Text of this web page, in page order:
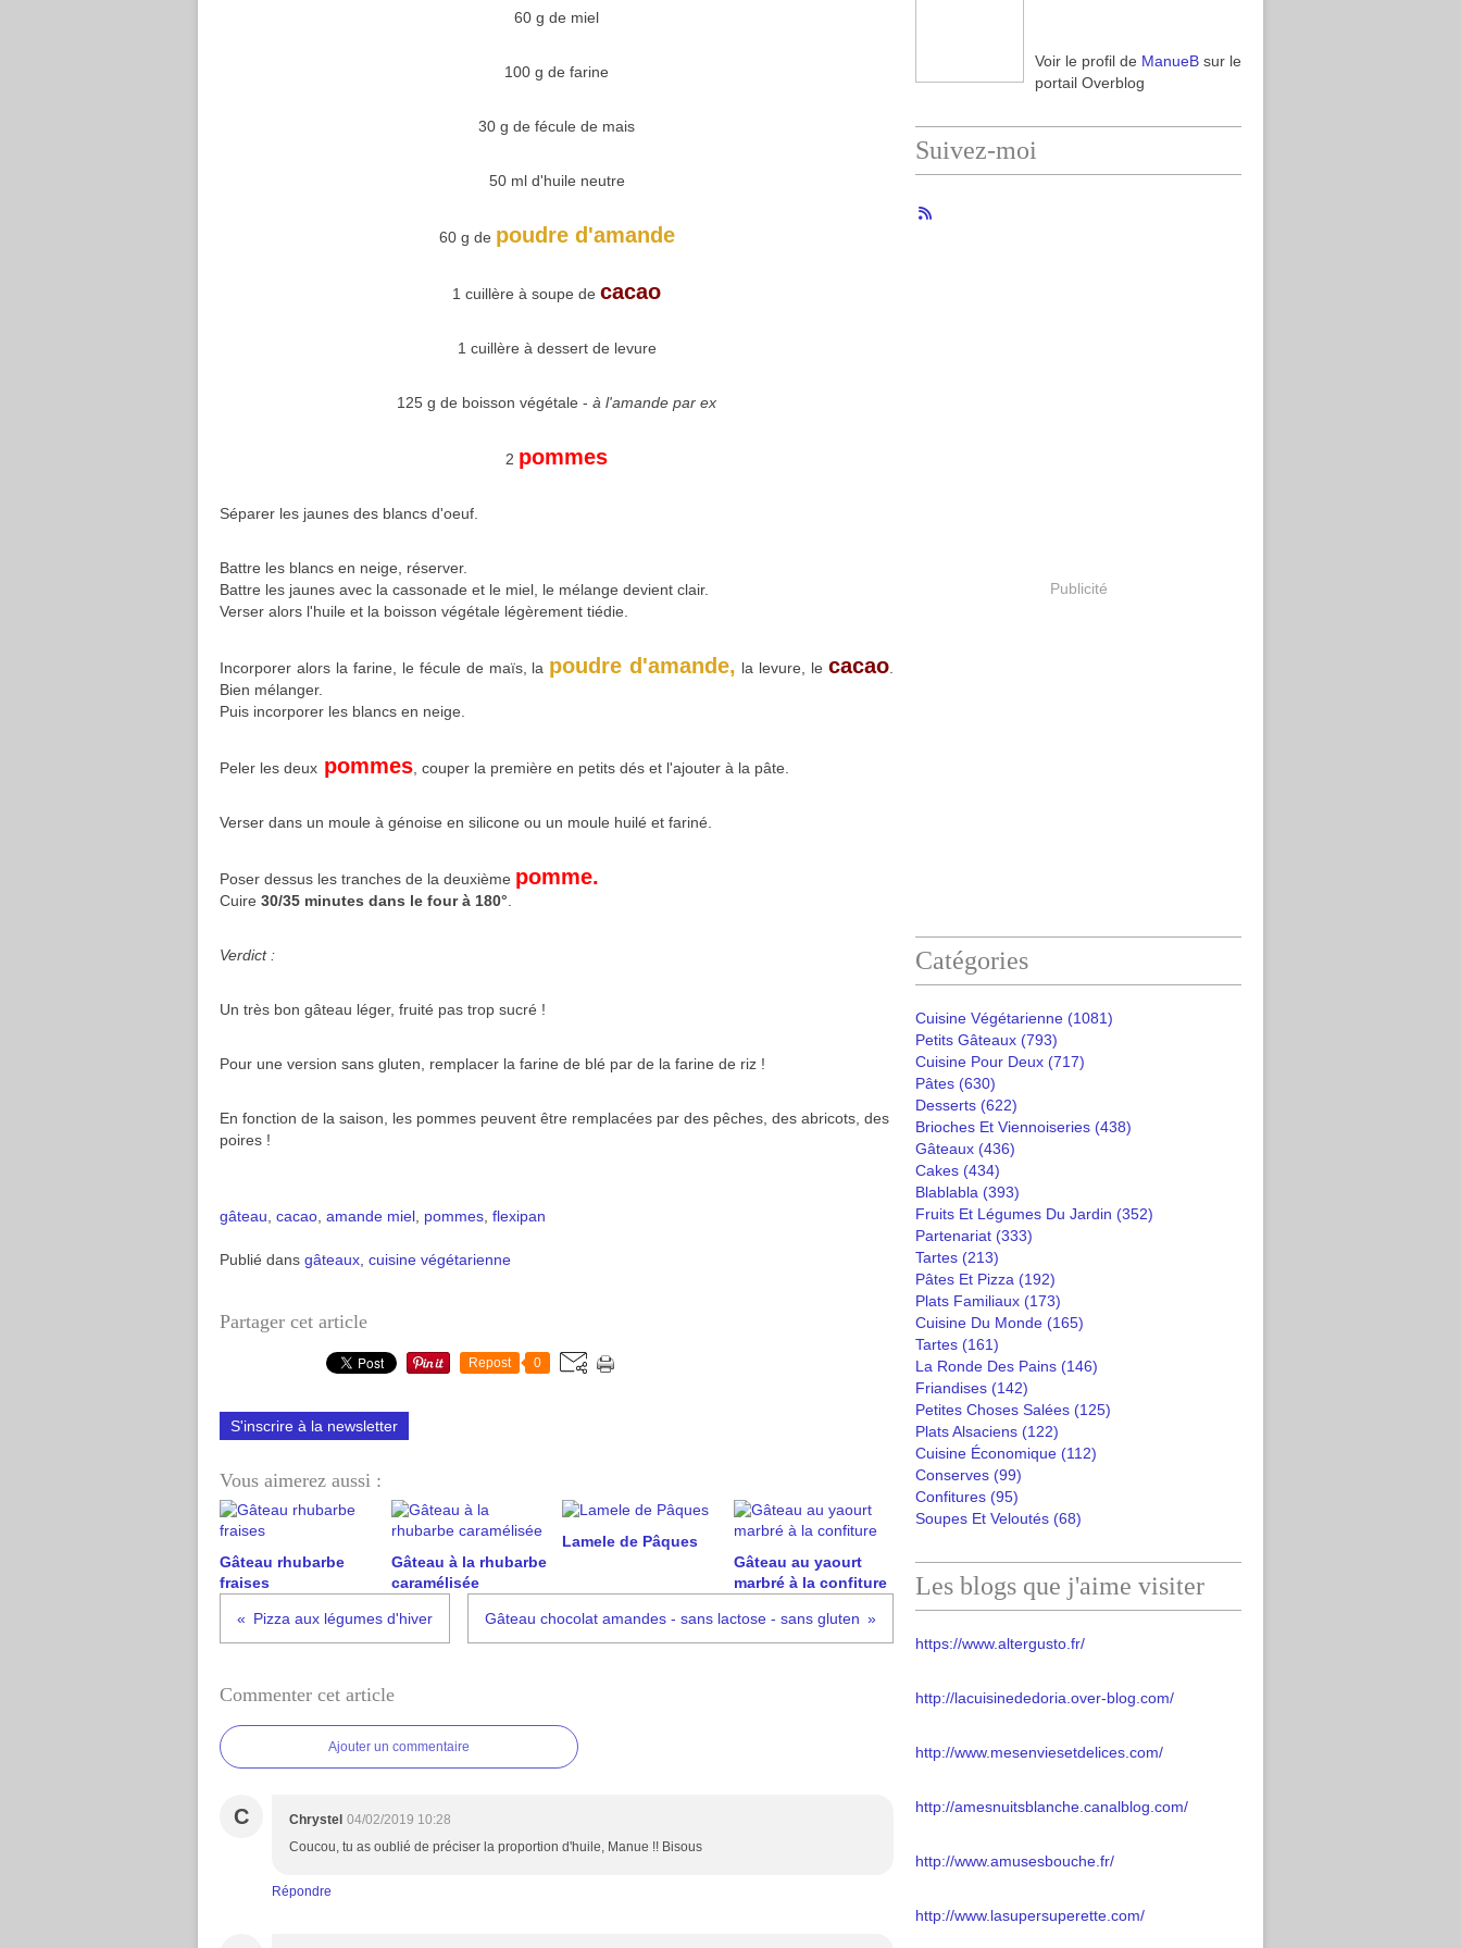
60 g de miel
100 g de farine
30 g de fécule de mais
50 ml d'huile neutre
60 g de poudre d'amande
1 cuillère à soupe de cacao
1 cuillère à dessert de levure
125 g de boisson végétale - à l'amande par ex
2 pommes
Séparer les jaunes des blancs d'oeuf.
Battre les blancs en neige, réserver.
Battre les jaunes avec la cassonade et le miel, le mélange devient clair.
Verser alors l'huile et la boisson végétale légèrement tiédie.
Incorporer alors la farine, le fécule de maïs, la poudre d'amande, la levure, lecacao
Bien mélanger.
Puis incorporer les blancs en neige.
Peler les deux pommes , couper la première en petits dés et l'ajouter à la pâte.
Verser dans un moule à génoise en silicone ou un moule huilé et fariné.
Poser dessus les tranches de la deuxième pomme.
Cuire 30/35 minutes dans le four à 180°
Verdict :
Un très bon gâteau léger, fruité pas trop sucré !
Pour une version sans gluten, remplacer la farine de blé par de la farine de riz !
En fonction de la saison, les pommes peuvent être remplacées par des pêches, des abricots, des
poires !
gâteau cacao amande miel pommes flexipan
Publié dans gâteaux cuisine végétarienne
Partager cet article
Repost 0
S'inscrire à la newsletter
Vous aimerez aussi :
Gâteau rhubarbe
fraises
Gâteau à la rhubarbe
caramélisée
Lamele de Pâques
Gâteau au yaourt
marbré à la confiture
Pizza aux légumes d'hiver Gâteau chocolat amandes - sans lactose - sans gluten
Commenter cet article
Ajouter un commentaire
C Chrystel 04/02/2019 10:28
Coucou, tu as oublié de préciser la proportion d'huile, Manue !! Bisous
Répondre
Voir le profil de ManueB sur le
portail Overblog
Suivez-moi
Publicité
Catégories
Cuisine Végétarienne (1081)
Petits Gâteaux (793)
Cuisine Pour Deux (717)
Pâtes (630)
Desserts (622)
Brioches Et Viennoiseries (438)
Gâteaux (436)
Cakes (434)
Blablabla (393)
Fruits Et Légumes Du Jardin (352)
Partenariat (333)
Tartes (213)
Pâtes Et Pizza (192)
Plats Familiaux (173)
Cuisine Du Monde (165)
Tartes (161)
La Ronde Des Pains (146)
Friandises (142)
Petites Choses Salées (125)
Plats Alsaciens (122)
Cuisine Économique (112)
Conserves (99)
Confitures (95)
Soupes Et Veloutés (68)
Les blogs que j'aime visiter
https://www.altergusto.fr/
http://lacuisinededoria.over-blog.com/
http://www.mesenviesetdelices.com/
http://amesnuitsblanche.canalblog.com/
http://www.amusesbouche.fr/
http://www.lasupersuperette.com/